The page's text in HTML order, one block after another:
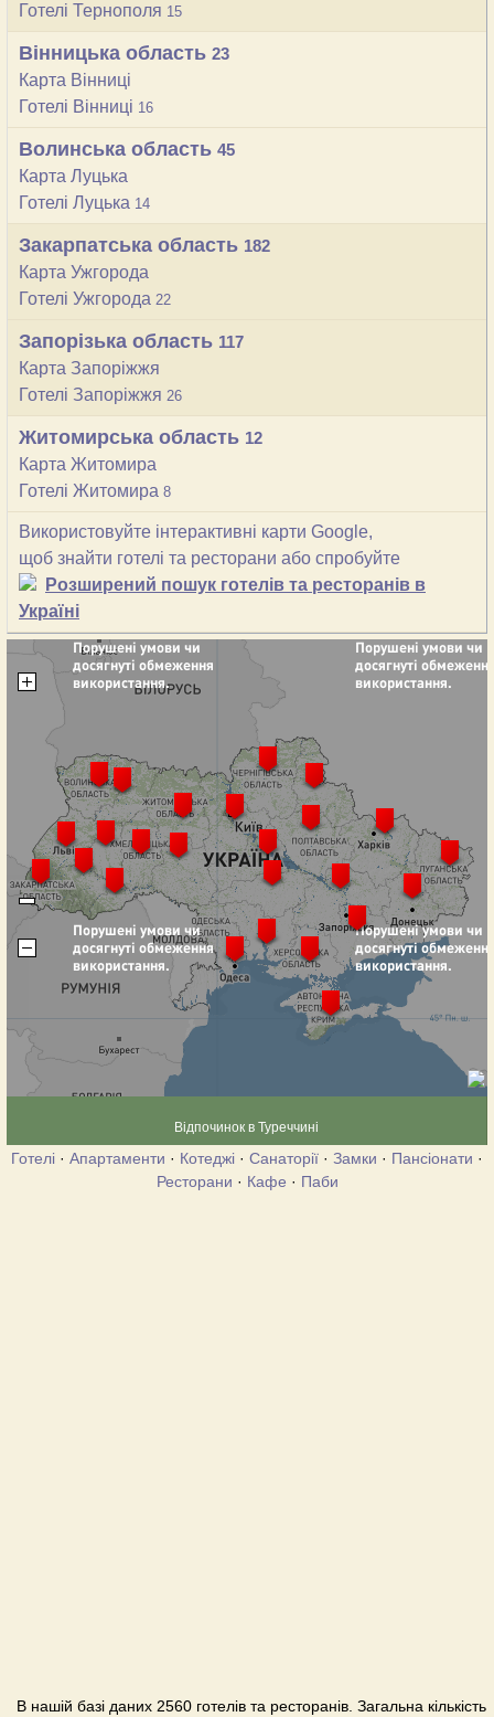
Готелі Тернополя 15
Вінницька область 23
Карта Вінниці
Готелі Вінниці 16
Волинська область 45
Карта Луцька
Готелі Луцька 14
Закарпатська область 182
Карта Ужгорода
Готелі Ужгорода 22
Запорізька область 117
Карта Запоріжжя
Готелі Запоріжжя 26
Житомирська область 12
Карта Житомира
Готелі Житомира 8
Використовуйте інтерактивні карти Google,
щоб знайти готелі та ресторани або спробуйте
Розширений пошук готелів та ресторанів в
Україні
Відпочинок в Туреччині
Готелі · Апартаменти · Котеджі · Санаторії · Замки · Пансіонати ·
Ресторани · Кафе · Паби
В нашій базі даних 2560 готелів та ресторанів. Загальна кількість